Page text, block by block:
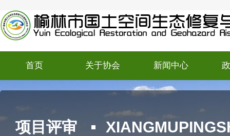
首页 关于协会 新闻中心
项目评审